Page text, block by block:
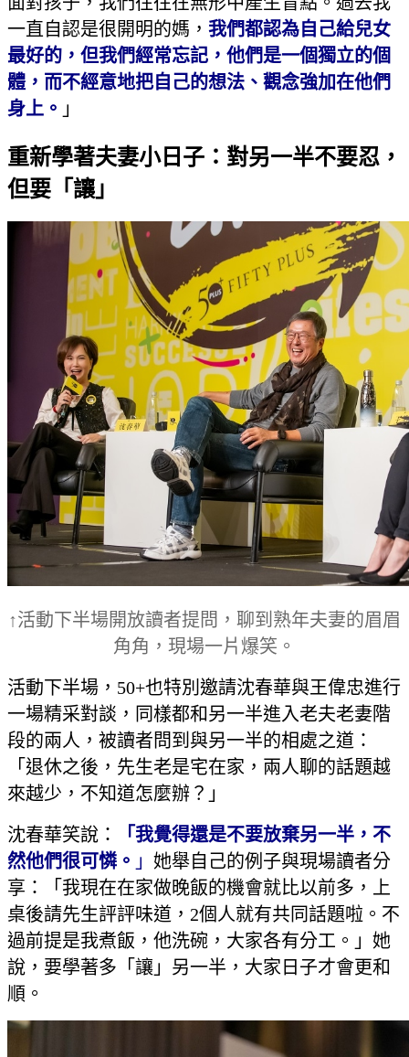
一直自認是很開明的媽， 我們都認為自己給兒女
最好的，但我們經常忘記，他們是一個獨立的個
體，而不經意地把自己的想法、觀念強加在他們
身上。 」
重新學著夫妻小日子：對另一半不要忍，
但要「讓」
↑活動下半場開放讀者提問，聊到熟年夫妻的眉眉
角角，現場一片爆笑。
活動下半場，50+也特別邀請沈春華與王偉忠進行
一場精采對談，同樣都和另一半進入老夫老妻階
段的兩人，被讀者問到與另一半的相處之道：
「退休之後，先生老是宅在家，兩人聊的話題越
來越少，不知道怎麼辦？」
沈春華笑說： 「我覺得還是不要放棄另一半，不
然他們很可憐。 」 她舉自己的例子與現場讀者分
享：「我現在在家做晚飯的機會就比以前多，上
桌後請先生評評味道，2個人就有共同話題啦。不
過前提是我煮飯，他洗碗，大家各有分工。」她
說，要學著多「讓」另一半，大家日子才會更和
順。